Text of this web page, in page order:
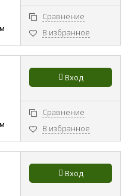
Сравнение
В избранное
Вход
Сравнение
В избранное
Вход